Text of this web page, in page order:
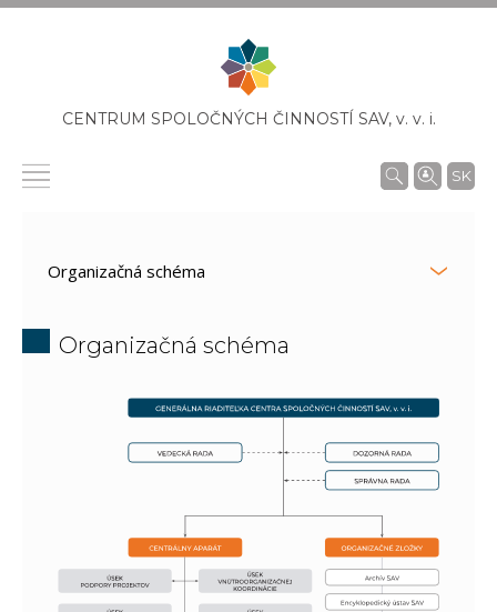
CENTRUM SPOLOČNÝCH ČINNOSTÍ SAV, v. v. i.
SK
Organizačná schéma